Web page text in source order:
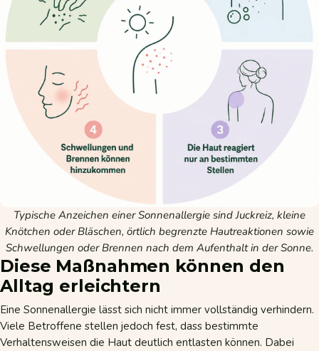
Typische Anzeichen einer Sonnenallergie sind Juckreiz, kleine
Knötchen oder Bläschen, örtlich begrenzte Hautreaktionen sowie
Schwellungen oder Brennen nach dem Aufenthalt in der Sonne.
Diese Maßnahmen können den
Alltag erleichtern
Eine Sonnenallergie lässt sich nicht immer vollständig verhindern.
Viele Betroffene stellen jedoch fest, dass bestimmte
Verhaltensweisen die Haut deutlich entlasten können. Dabei